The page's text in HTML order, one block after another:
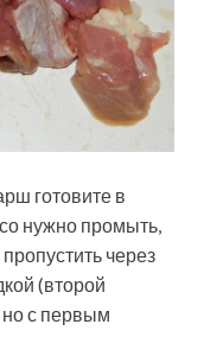
готовите в
нужно промыть,
через
(второй
с первым